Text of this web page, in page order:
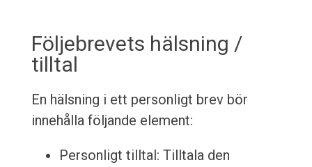
Följebrevets hälsning /
tilltal
En hälsning i ett personligt brev bör
innehålla följande element:
Personligt tilltal: Tilltala den